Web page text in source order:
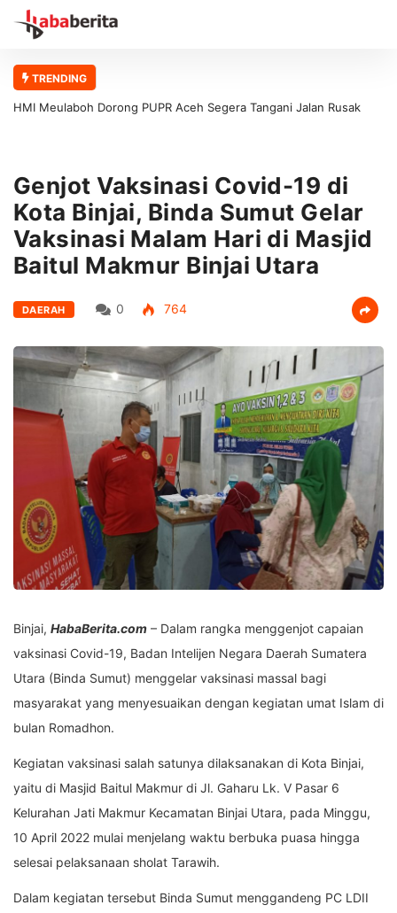
TRENDING
HMI Meulaboh Dorong PUPR Aceh Segera Tangani Jalan Rusak
Genjot Vaksinasi Covid-19 di
Kota Binjai, Binda Sumut Gelar
Vaksinasi Malam Hari di Masjid
Baitul Makmur Binjai Utara
DAERAH 0 764
Binjai, HabaBerita.com – Dalam rangka menggenjot capaian
vaksinasi Covid-19, Badan Intelijen Negara Daerah Sumatera
Utara (Binda Sumut) menggelar vaksinasi massal bagi
masyarakat yang menyesuaikan dengan kegiatan umat Islam di
bulan Romadhon.
Kegiatan vaksinasi salah satunya dilaksanakan di Kota Binjai,
yaitu di Masjid Baitul Makmur di Jl. Gaharu Lk. V Pasar 6
Kelurahan Jati Makmur Kecamatan Binjai Utara, pada Minggu,
10 April 2022 mulai menjelang waktu berbuka puasa hingga
selesai pelaksanaan sholat Tarawih.
Dalam kegiatan tersebut Binda Sumut menggandeng PC LDII